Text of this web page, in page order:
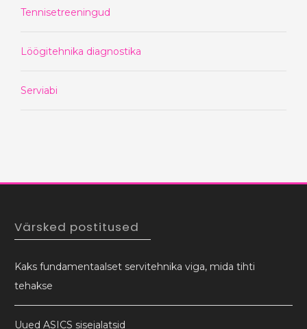
Tennisetreeningud
Löögitehnika diagnostika
Serviabi
Värsked postitused
Kaks fundamentaalset servitehnika viga, mida tihti
tehakse
Uued ASICS sisejalatsid